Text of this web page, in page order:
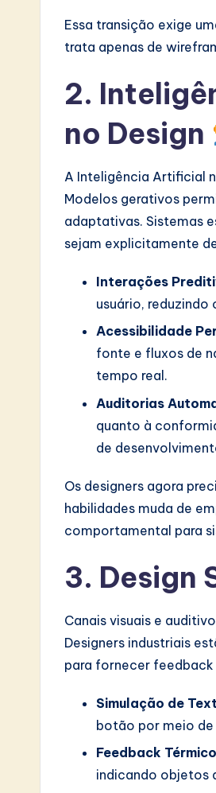
Essa transição exige
trata apenas de
2.
no Design
A Inteligência Artificial
Modelos gerativos
adaptativas. Sistemas
sejam explicitamente
Interações
usuário,
Acessibilidade
fonte e fluxos de
tempo real.
Auditorias
quanto à
de
Os designers agora
habilidades muda de
comportamental para
3. Design
Canais visuais e
Designers industriais
para fornecer
Simulação de
botão por meio
Feedback
indicando objetos